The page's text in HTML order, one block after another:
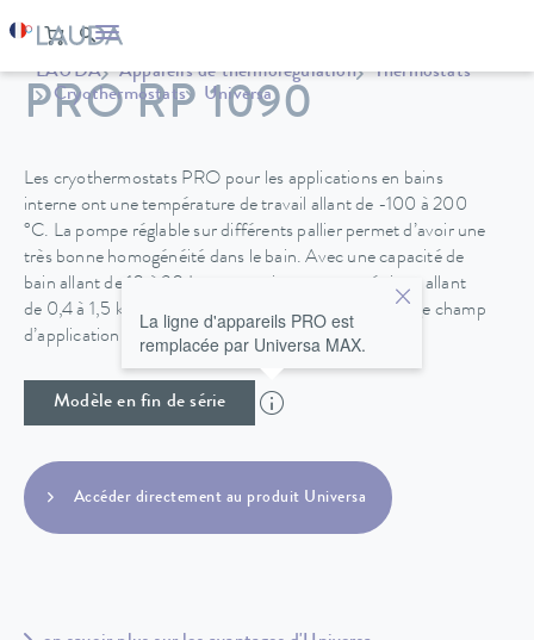
LAUDA Appareils de thermorégulation
Thermostats
Cryothermostats
Universa
PRO RP 1090
Les cryothermostats PRO pour les applications en bains
interne ont une température de travail allant de -100 à 200
°C. La pompe réglable sur différents pallier permet d’avoir une
très bonne homogénéité dans le bain. Avec une capacité de
bain allant de 10 à 30 L et une puissance cryogénique allant
de 0,4 à 1,5 kW, les cryothermostats PRO ont un large champ
d’application possible.
Modèle en fin de série
La ligne d'appareils PRO est
remplacée par Universa MAX.
Accéder directement au produit Universa